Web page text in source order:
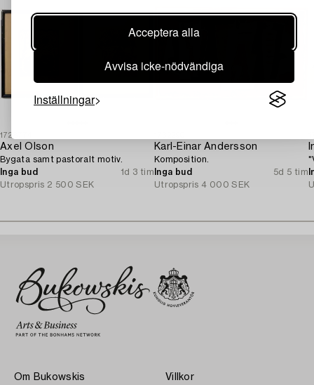
Acceptera alla
Avvisa icke-nödvändiga
Inställningar
1728774
Axel Olson
Bygata samt pastoralt motiv.
Inga bud
1d 3 tim
Utropspris 2 500 SEK
Karl-Einar Andersson
Komposition.
Inga bud
5d 5 tim
Utropspris 4 000 SEK
Om Bukowskis Villkor